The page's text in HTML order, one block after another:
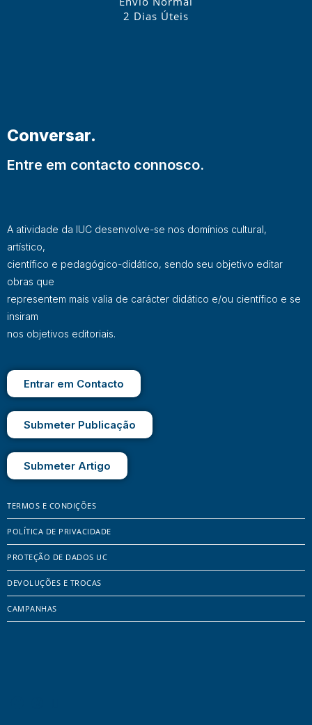
2 Dias Úteis
Conversar.
Entre em contacto connosco.
A atividade da IUC desenvolve-se nos domínios cultural,
artístico,
científico e pedagógico-didático, sendo seu objetivo editar
obras que
representem mais valia de carácter didático e/ou científico e se
insiram
nos objetivos editoriais.
Entrar em Contacto
Submeter Publicação
Submeter Artigo
TERMOS E CONDIÇÕES
POLÍTICA DE PRIVACIDADE
PROTEÇÃO DE DADOS UC
DEVOLUÇÕES E TROCAS
CAMPANHAS